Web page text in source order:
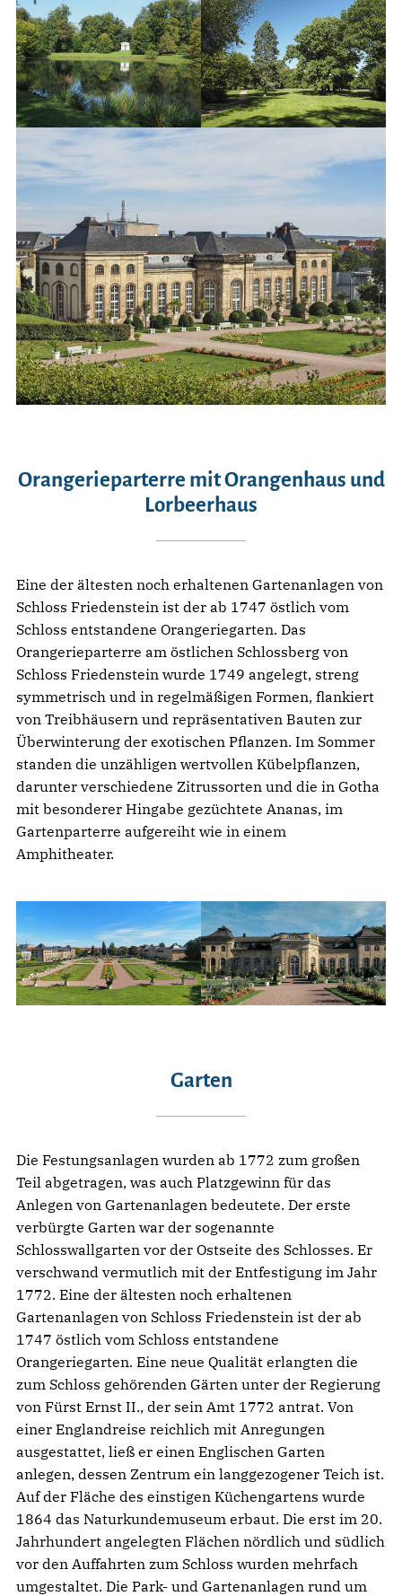
Orangerieparterre mit Orangenhaus und
Lorbeerhaus
Eine der ältesten noch erhaltenen Gartenanlagen von
Schloss Friedenstein ist der ab 1747 östlich vom
Schloss entstandene Orangeriegarten. Das
Orangerieparterre am östlichen Schlossberg von
Schloss Friedenstein wurde 1749 angelegt, streng
symmetrisch und in regelmäßigen Formen, flankiert
von Treibhäusern und repräsentativen Bauten zur
Überwinterung der exotischen Pflanzen. Im Sommer
standen die unzähligen wertvollen Kübelpflanzen,
darunter verschiedene Zitrussorten und die in Gotha
mit besonderer Hingabe gezüchtete Ananas, im
Gartenparterre aufgereiht wie in einem
Amphitheater.
Garten
Die Festungsanlagen wurden ab 1772 zum großen
Teil abgetragen, was auch Platzgewinn für das
Anlegen von Gartenanlagen bedeutete. Der erste
verbürgte Garten war der sogenannte
Schlosswallgarten vor der Ostseite des Schlosses. Er
verschwand vermutlich mit der Entfestigung im Jahr
1772. Eine der ältesten noch erhaltenen
Gartenanlagen von Schloss Friedenstein ist der ab
1747 östlich vom Schloss entstandene
Orangeriegarten. Eine neue Qualität erlangten die
zum Schloss gehörenden Gärten unter der Regierung
von Fürst Ernst II., der sein Amt 1772 antrat. Von
einer Englandreise reichlich mit Anregungen
ausgestattet, ließ er einen Englischen Garten
anlegen, dessen Zentrum ein langgezogener Teich ist.
Auf der Fläche des einstigen Küchengartens wurde
1864 das Naturkundemuseum erbaut. Die erst im 20.
Jahrhundert angelegten Flächen nördlich und südlich
vor den Auffahrten zum Schloss wurden mehrfach
umgestaltet. Die Park- und Gartenanlagen rund um